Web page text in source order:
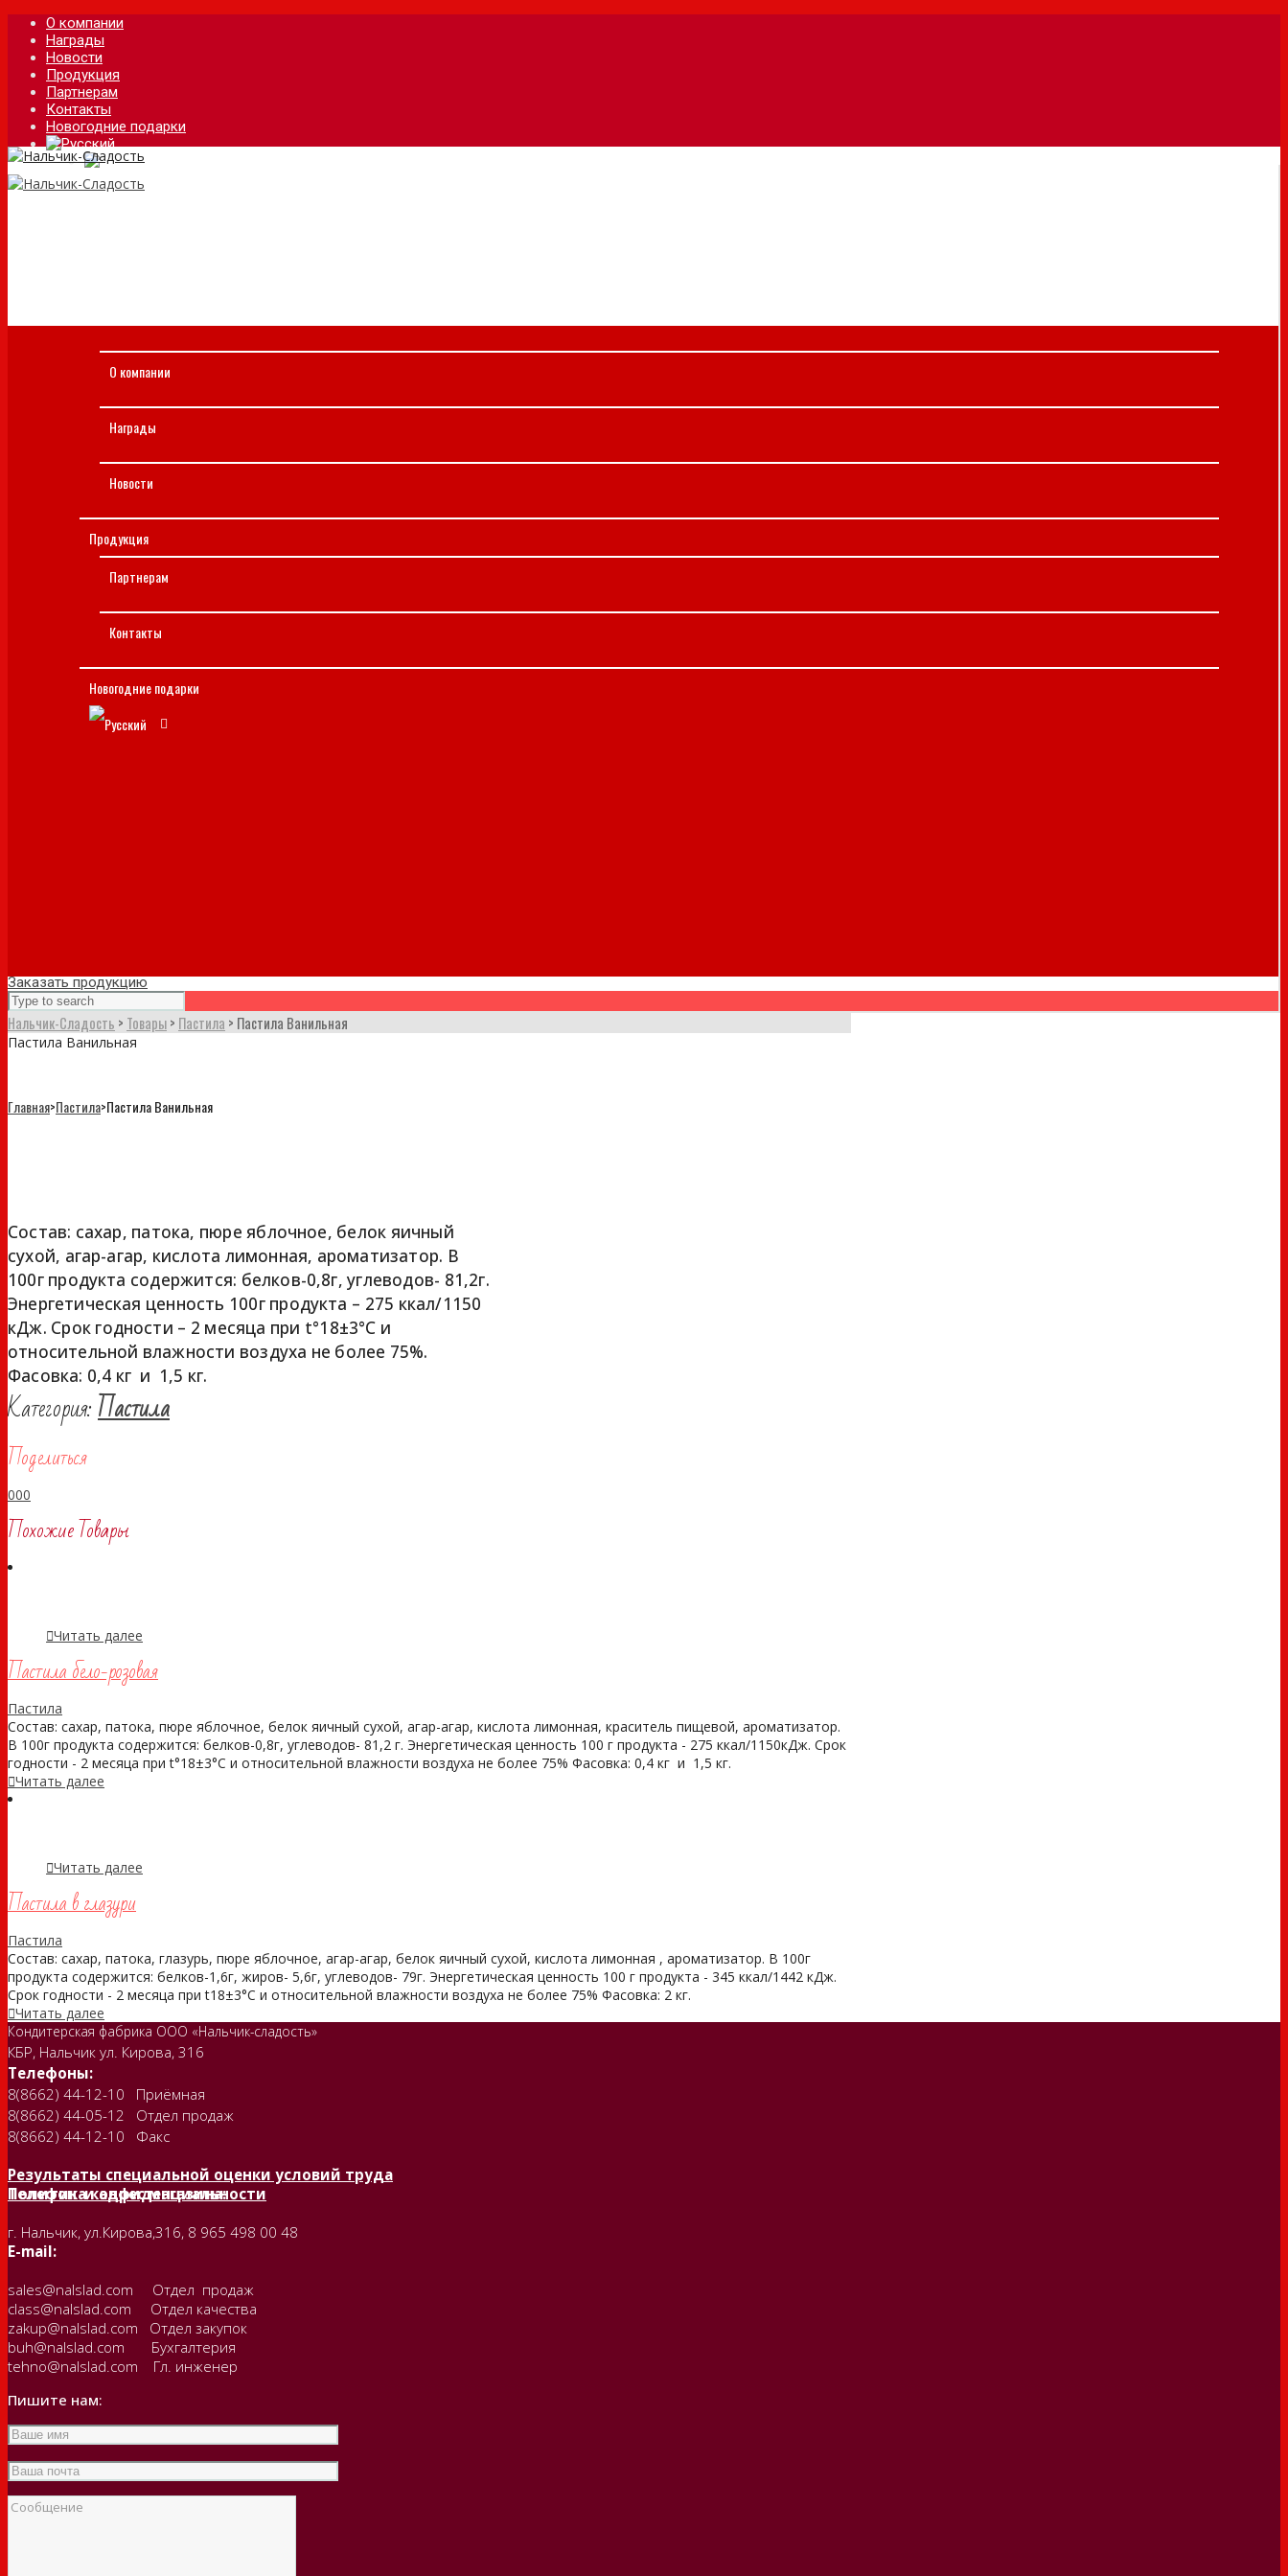
О компании
Награды
Новости
Продукция
Партнерам
Контакты
Новогодние подарки
О компании
Награды
Новости
Продукция
Партнерам
Контакты
Новогодние подарки
Заказать продукцию
Нальчик-Сладость > Товары> Пастила > Пастила Ванильная
Пастила Ванильная
Главная>Пастила>Пастила Ванильная
Пастила Ванильная
Состав: сахар, патока, пюре яблочное, белок яичный
сухой, агар-агар, кислота лимонная, ароматизатор. В
100г продукта содержится: белков-0,8г, углеводов- 81,2г.
Энергетическая ценность 100г продукта – 275 ккал/1150
кДж. Срок годности – 2 месяца при t°18±3°С и
относительной влажности воздуха не более 75%.
Фасовка: 0,4 кг и 1,5 кг.
Категория:Пастила
Поделиться
000
Похожие Товары
Читать далее
Пастила бело-розовая
Пастила
Состав: сахар, патока, пюре яблочное, белок яичный сухой, агар-агар, кислота лимонная, краситель пищевой, ароматизатор.
В 100г продукта содержится: белков-0,8г, углеводов- 81,2 г. Энергетическая ценность 100 г продукта - 275 ккал/1150кДж. Срок
годности - 2 месяца при t°18±3°С и относительной влажности воздуха не более 75% Фасовка: 0,4 кг и 1,5 кг.
Читать далее
Читать далее
Пастила в глазури
Пастила
Состав: сахар, патока, глазурь, пюре яблочное, агар-агар, белок яичный сухой, кислота лимонная , ароматизатор. В 100г
продукта содержится: белков-1,6г, жиров- 5,6г, углеводов- 79г. Энергетическая ценность 100 г продукта - 345 ккал/1442 кДж.
Срок годности - 2 месяца при t18±3°С и относительной влажности воздуха не более 75% Фасовка: 2 кг.
Читать далее
Кондитерская фабрика ООО «Нальчик-сладость»
КБР, Нальчик ул. Кирова, 316
Телефоны:
8(8662) 44-12-10 Приёмная
8(8662) 44-05-12 Отдел продаж
8(8662) 44-12-10 Факс
Результаты специальной оценки условий труда
Политика конфиденциальности
Телефон и адрес магазина:
г. Нальчик, ул.Кирова,316, 8 965 498 00 48
E-mail:
sales@nalslad.com Отдел продаж
class@nalslad.com Отдел качества
zakup@nalslad.com Отдел закупок
buh@nalslad.com Бухгалтерия
tehno@nalslad.com Гл. инженер
Пишите нам: